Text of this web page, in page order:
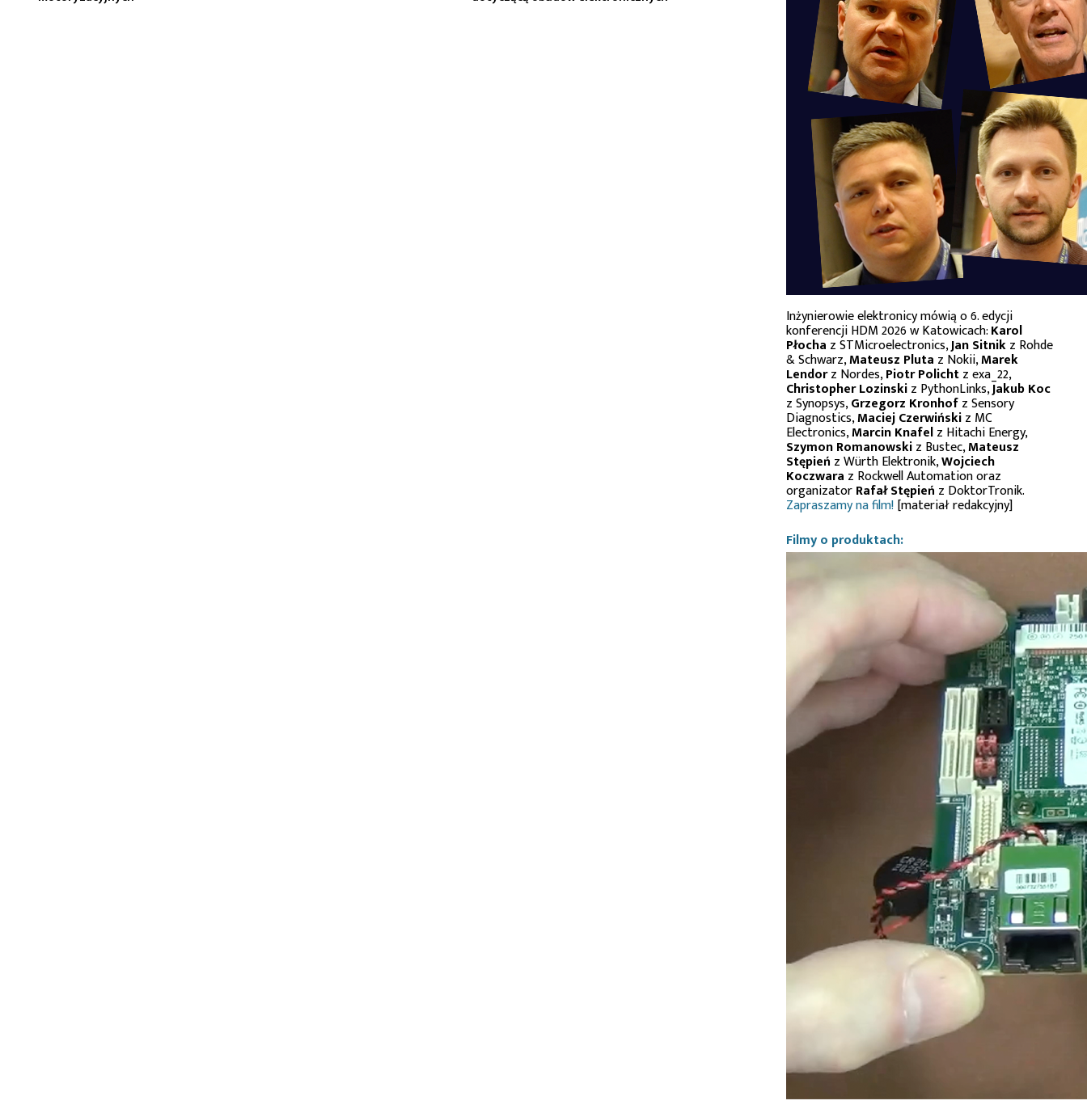
Inżynierowie elektronicy mówią o 6. edycji
konferencji HDM 2026 w Katowicach:Karol
Płocha z STMicroelectronics,Jan Sitnikz Rohde
& Schwarz,Mateusz Pluta z Nokii,Marek
Lendorz Nordes,Piotr Polichtz exa_22,
Christopher Lozinskiz PythonLinks,Jakub Koc
z Synopsys,Grzegorz Kronhofz Sensory
Diagnostics,Maciej Czerwińskiz MC
Electronics,Marcin Knafelz Hitachi Energy,
Szymon Romanowskiz Bustec,Mateusz
Stępień z Würth Elektronik,Wojciech
Koczwara z Rockwell Automation oraz
organizatorRafał Stępień z DoktorTronik.
Zapraszamy na film![materiał redakcyjny]
Filmy o produktach: